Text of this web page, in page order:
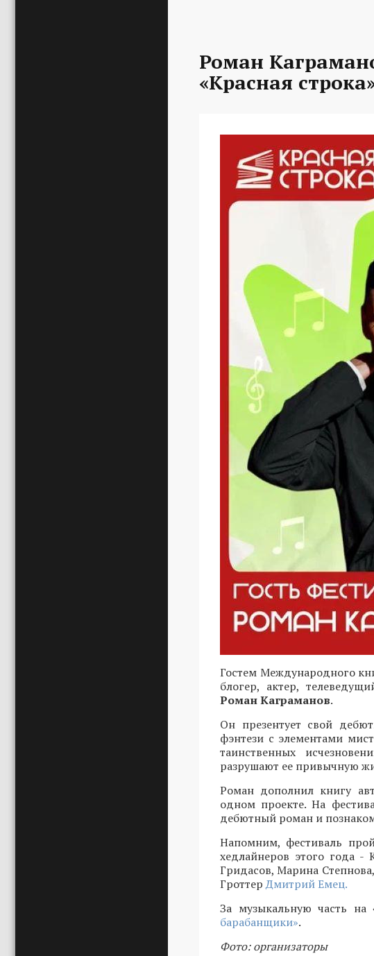
Роман
«Красная
Гостем Международного
блогер, актер,
Роман Каграманов.
Он презентует свой
фэнтези с элементами
таинственных
разрушают ее привычную
Роман дополнил книгу
одном проекте. На
дебютный роман и
Напомним, фестиваль
хедлайнеров этого года -
Гридасов, Марина
ГроттерДмитрий Емец.
За музыкальную часть на
барабанщики».
Фото: организаторы